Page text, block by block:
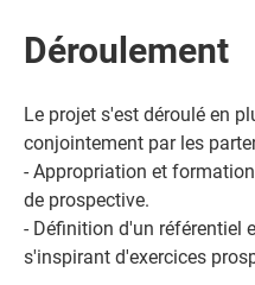
Déroulement
Le projet s'est déroulé en
conjointement par les
- Appropriation et
de prospective.
- Définition d'un référentiel
s'inspirant d'exercices